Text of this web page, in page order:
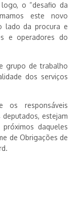
o “desafio da
este novo
lado da procura e
e operadores do
grupo de trabalho
dos serviços
os responsáveis
estejam
daqueles
de Obrigações de